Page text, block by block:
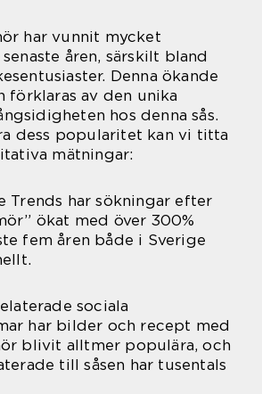
har vunnit mycket
åren, särskilt bland
Denna ökande
förklaras av den unika
hos denna sås.
dess popularitet kan vi titta
mätningar:
Trends har sökningar efter
ökat med över 300%
fem åren både i Sverige
sociala
har bilder och recept med
blivit alltmer populära, och
till såsen har tusentals